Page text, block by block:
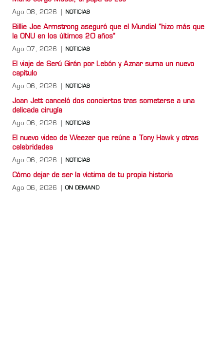
Ago 08, 2026 NOTICIAS
Billie Joe Armstrong aseguró que el Mundial “hizo más que
la ONU en los últimos 20 años”
Ago 07, 2026 NOTICIAS
El viaje de Serú Girán por Lebón y Aznar suma un nuevo
capítulo
Ago 06, 2026 NOTICIAS
Joan Jett canceló dos conciertos tras someterse a una
delicada cirugía
Ago 06, 2026 NOTICIAS
El nuevo video de Weezer que reúne a Tony Hawk y otras
celebridades
Ago 06, 2026 NOTICIAS
Cómo dejar de ser la víctima de tu propia historia
Ago 06, 2026 ON DEMAND